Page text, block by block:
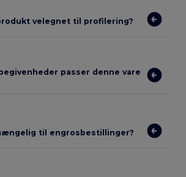
velegnet til profilering?
passer denne vare
til engrosbestillinger?